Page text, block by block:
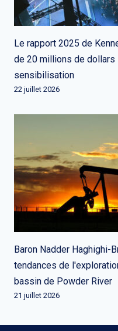
Le rapport 2025 de
de 20 millions de
sensibilisation
22 juillet 2026
Baron Nadder Haghighi-
tendances de
bassin de Powder River
21 juillet 2026